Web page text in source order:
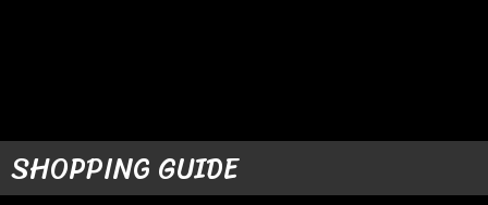
SHOPPING GUIDE